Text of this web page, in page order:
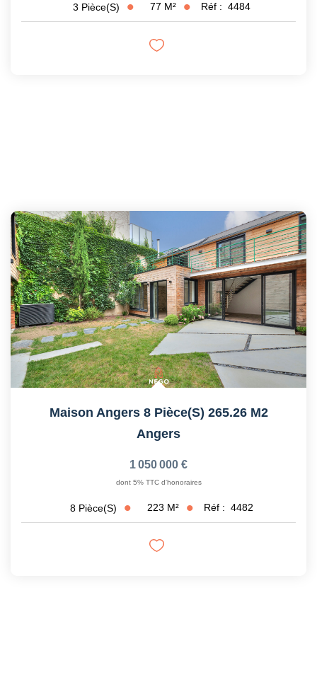
3 Pièce(s) 77 M² Réf : 4484
Maison Angers 8 Pièce(s) 265.26 M2
Angers
1 050 000 €
dont 5% TTC d'honoraires
8 Pièce(s) 223 M² Réf : 4482